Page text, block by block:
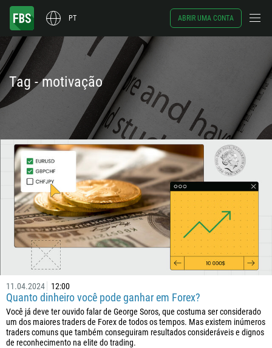
PT ABRIR UMA CONTA
Tag - motivação
11.04.2024 12:00
Quanto dinheiro você pode ganhar em Forex?
Você já deve ter ouvido falar de George Soros, que costuma ser considerado
um dos maiores traders de Forex de todos os tempos. Mas existem inúmeros
traders comuns que também conseguiram resultados consideráveis e dignos
de reconhecimento na elite do trading.